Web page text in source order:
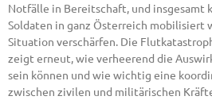
Notfälle in Bereitschaft, und insgesamt
Soldaten in ganz Österreich mobilisiert
Situation verschärfen. Die
zeigt erneut, wie verheerend die
sein können und wie wichtig eine
zwischen zivilen und militärischen